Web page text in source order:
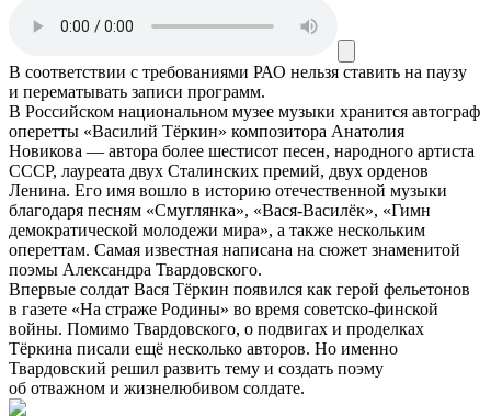
В соответствии с требованиями РАО нельзя ставить на паузу
и перематывать записи программ.
В Российском национальном музее музыки хранится автограф
оперетты «Василий Тёркин» композитора Анатолия
Новикова — автора более шестисот песен, народного артиста
СССР, лауреата двух Сталинских премий, двух орденов
Ленина. Его имя вошло в историю отечественной музыки
благодаря песням «Смуглянка», «Вася-Василёк», «Гимн
демократической молодежи мира», а также нескольким
опереттам. Самая известная написана на сюжет знаменитой
поэмы Александра Твардовского.
Впервые солдат Вася Тёркин появился как герой фельетонов
в газете «На страже Родины» во время советско-финской
войны. Помимо Твардовского, о подвигах и проделках
Тёркина писали ещё несколько авторов. Но именно
Твардовский решил развить тему и создать поэму
об отважном и жизнелюбивом солдате.